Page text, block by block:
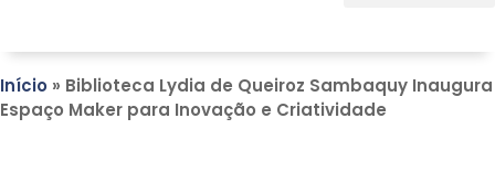
Início » Biblioteca Lydia de Queiroz Sambaquy Inaugura
Espaço Maker para Inovação e Criatividade